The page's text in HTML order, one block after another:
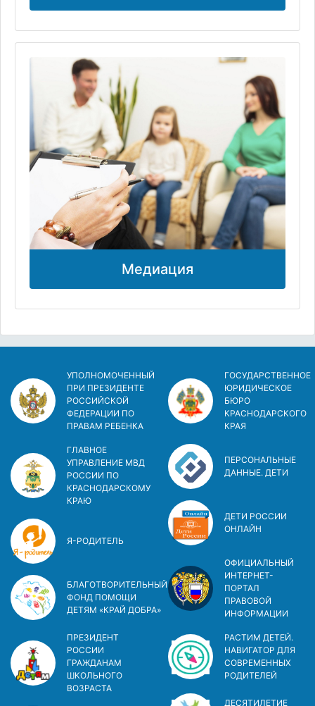
Медиация
УПОЛНОМОЧЕННЫЙ
ПРИ ПРЕЗИДЕНТЕ
РОССИЙСКОЙ
ФЕДЕРАЦИИ ПО
ПРАВАМ РЕБЕНКА
ГЛАВНОЕ
УПРАВЛЕНИЕ МВД
РОССИИ ПО
КРАСНОДАРСКОМУ
КРАЮ
Я-РОДИТЕЛЬ
БЛАГОТВОРИТЕЛЬНЫЙ
ФОНД ПОМОЩИ
ДЕТЯМ «КРАЙ ДОБРА»
ПРЕЗИДЕНТ
РОССИИ
ГРАЖДАНАМ
ШКОЛЬНОГО
ВОЗРАСТА
ГОСУДАРСТВЕННОЕ
ЮРИДИЧЕСКОЕ
БЮРО
КРАСНОДАРСКОГО
КРАЯ
ПЕРСОНАЛЬНЫЕ
ДАННЫЕ. ДЕТИ
ДЕТИ РОССИИ
ОНЛАЙН
ОФИЦИАЛЬНЫЙ
ИНТЕРНЕТ-
ПОРТАЛ
ПРАВОВОЙ
ИНФОРМАЦИИ
РАСТИМ ДЕТЕЙ.
НАВИГАТОР ДЛЯ
СОВРЕМЕННЫХ
РОДИТЕЛЕЙ
ДЕСЯТИЛЕТИЕ